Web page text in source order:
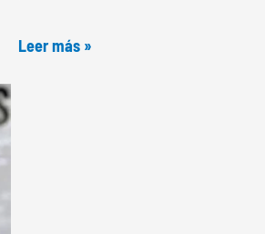
Leer más »